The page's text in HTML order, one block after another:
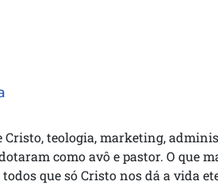
Cristo, teologia, marketing,
como avô e pastor. O que
que só Cristo nos dá a vida